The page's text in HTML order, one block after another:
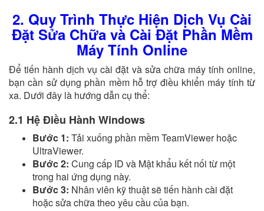
2. Quy Trình Thực Hiện Dịch Vụ Cài
Đặt Sửa Chữa và Cài Đặt Phần Mềm
Máy Tính Online
Để tiến hành dịch vụ cài đặt và sửa chữa máy tính online,
bạn cần sử dụng phần mềm hỗ trợ điều khiển máy tính từ
xa. Dưới đây là hướng dẫn cụ thể:
2.1 Hệ Điều Hành Windows
Bước 1: Tải xuống phần mềm TeamViewer hoặc
UltraViewer.
Bước 2: Cung cấp ID và Mật khẩu kết nối từ một
trong hai ứng dụng này.
Bước 3: Nhân viên kỹ thuật sẽ tiến hành cài đặt
hoặc sửa chữa theo yêu cầu của bạn.